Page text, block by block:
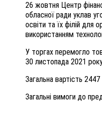
26 жовтня Центр
обласної ради уклав
освіти та їх філій для
використанням
У торгах перемогло
30 листопада 2021
Загальна вартість
Загальні вимоги до